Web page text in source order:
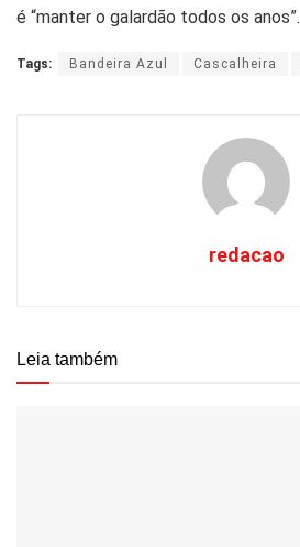
é “manter o galardão todos os anos”.
Tags: Bandeira Azul Cascalheira
redacao
Leia também